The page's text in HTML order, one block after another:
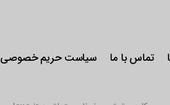
تماس با ما سیاست حریم خصوصی